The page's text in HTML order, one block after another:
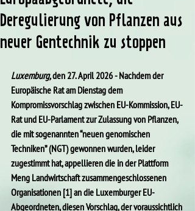
Deregulierung von Pflanzen aus
neuer Gentechnik zu stoppen
Luxemburg, den 27. April 2026 - Nachdem der
Europäische Rat am Dienstag dem
Kompromissvorschlag zwischen EU-Kommission, EU-
Rat und EU-Parlament zur Zulassung von Pflanzen,
die mit sogenannten “neuen genomischen
Techniken” (NGT) gewonnen wurden, leider
zugestimmt hat, appellieren die in der Plattform
Meng Landwirtschaft zusammengeschlossenen
Organisationen [1] an die Luxemburger EU-
Abgeordneten, diesen Vorschlag, der voraussichtlich